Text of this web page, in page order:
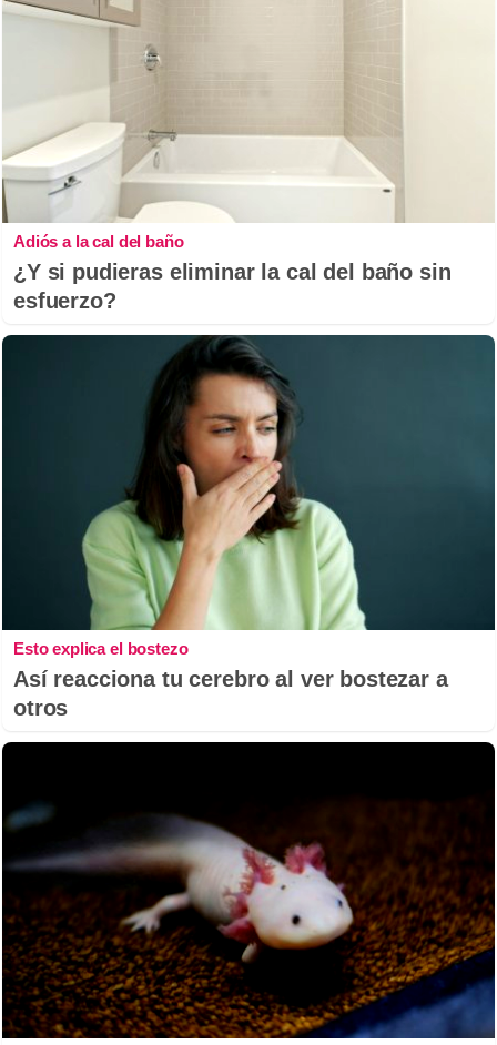
Adiós a la cal del baño
¿Y si pudieras eliminar la cal del baño sin
esfuerzo?
Esto explica el bostezo
Así reacciona tu cerebro al ver bostezar a
otros